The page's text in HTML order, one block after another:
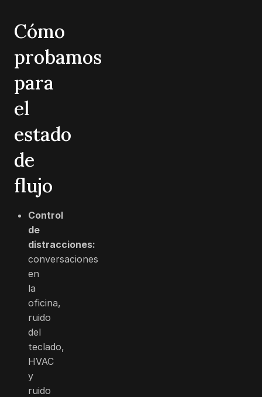
Cómo
probamos
para
el
estado
de
flujo
Control
de
distracciones:
conversaciones
en
la
oficina,
ruido
del
teclado,
HVAC
y
ruido